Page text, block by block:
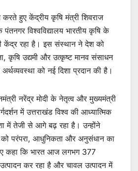
करते हुए केंद्रीय कृषि मंत्री शिवराज
विश्वविद्यालय भारतीय कृषि के
केंद्र रहा है। इस संस्थान ने देश को
कृषि उद्यमी और उत्कृष्ट मानव संसाधन
को नई दिशा प्रदान की है।
नरेंद्र मोदी के नेतृत्व और मुख्यमंत्री
में उत्तराखंड विश्व की आध्यात्मिक
में तेजी से आगे बढ़ रहा है। उन्होंने
को परंपरा, आधुनिकता और अनुसंधान का
कहा कि भारत आज लगभग 377
उत्पादन कर रहा है और चावल उत्पादन में